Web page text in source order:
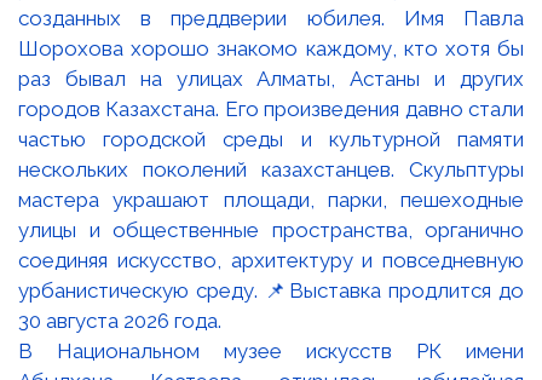
В Национальном музее искусств РК имени